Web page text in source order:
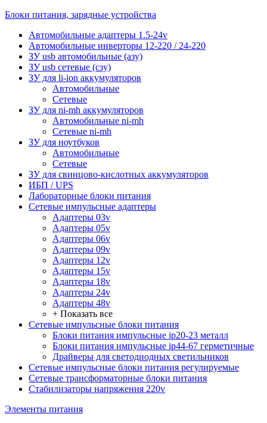
Блоки питания, зарядные устройства
Автомобильные адаптеры 1.5-24v
Автомобильные инверторы 12-220 / 24-220
ЗУ usb автомобильные (азу)
ЗУ usb сетевые (сзу)
ЗУ для li-ion аккумуляторов
Автомобильные
Сетевые
ЗУ для ni-mh аккумуляторов
Автомобильные ni-mh
Сетевые ni-mh
ЗУ для ноутбуков
Автомобильные
Сетевые
ЗУ для свинцово-кислотных аккумуляторов
ИБП / UPS
Лабораторные блоки питания
Сетевые импульсные адаптеры
Адаптеры 03v
Адаптеры 05v
Адаптеры 06v
Адаптеры 09v
Адаптеры 12v
Адаптеры 15v
Адаптеры 18v
Адаптеры 24v
Адаптеры 48v
+ Показать все
Сетевые импульсные блоки питания
Блоки питания импульсные ip20-23 металл
Блоки питания импульсные ip44-67 герметичные
Драйверы для светодиодных светильников
Сетевые импульсные блоки питания регулируемые
Сетевые трансформаторные блоки питания
Стабилизаторы напряжения 220v
Элементы питания